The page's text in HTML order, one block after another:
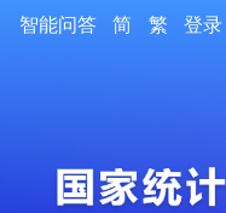
智能问答 简 繁 登录